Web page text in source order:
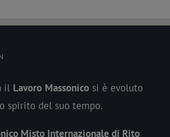
il Lavoro Massonico si è evoluto
spirito del suo tempo.
Misto Internazionale di Rito